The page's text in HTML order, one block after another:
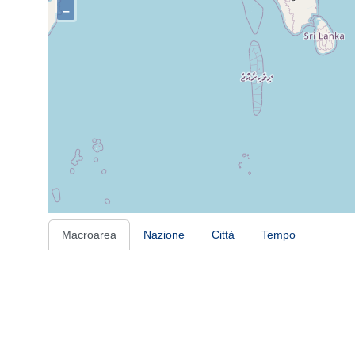
–
Macroarea Nazione Città Tempo